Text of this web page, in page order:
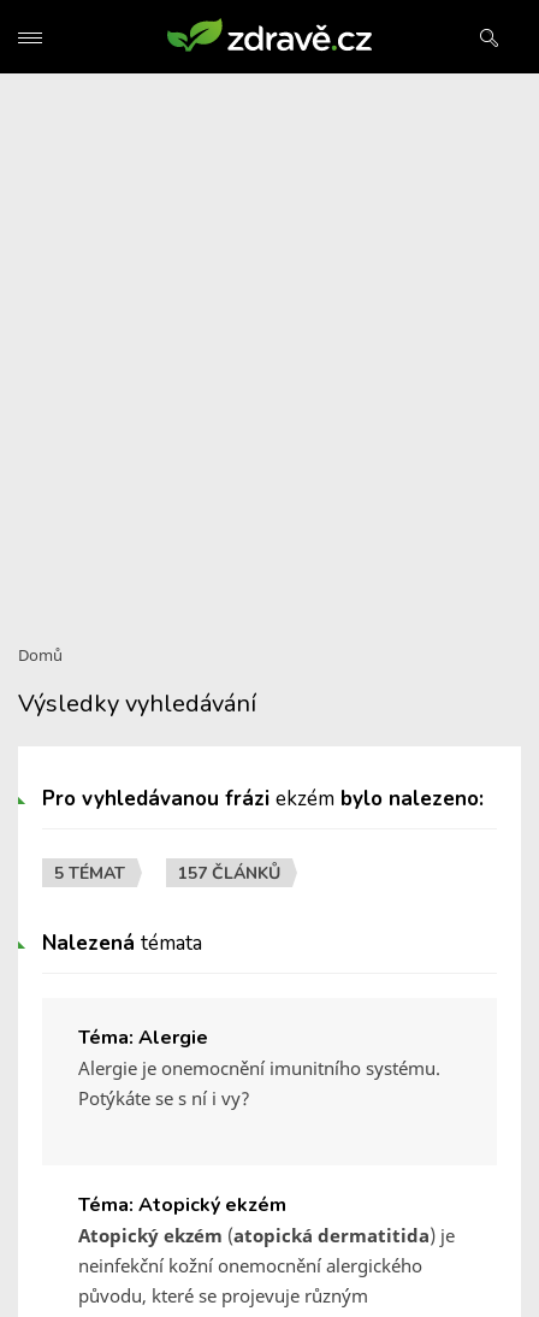
Domů
Výsledky vyhledávání
Pro vyhledávanou frázi ekzém bylo nalezeno:
5 TÉMAT 157 ČLÁNKŮ
Nalezená témata
Téma: Alergie
Alergie je onemocnění imunitního systému.
Potýkáte se s ní i vy?
Téma: Atopický ekzém
Atopický ekzém (atopická dermatitida) je
neinfekční kožní onemocnění alergického
původu, které se projevuje různým